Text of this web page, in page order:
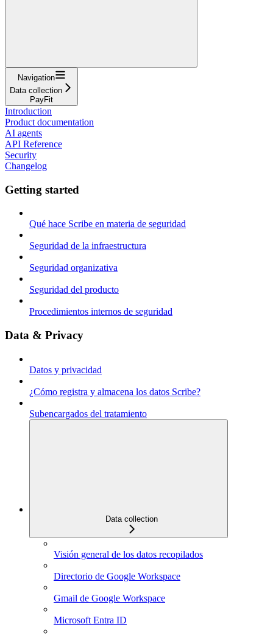
Navigation
Data collection
PayFit
Introduction
Product documentation
AI agents
API Reference
Security
Changelog
Getting started
Qué hace Scribe en materia de seguridad
Seguridad de la infraestructura
Seguridad organizativa
Seguridad del producto
Procedimientos internos de seguridad
Data & Privacy
Datos y privacidad
¿Cómo registra y almacena los datos Scribe?
Subencargados del tratamiento
Data collection
Visión general de los datos recopilados
Directorio de Google Workspace
Gmail de Google Workspace
Microsoft Entra ID